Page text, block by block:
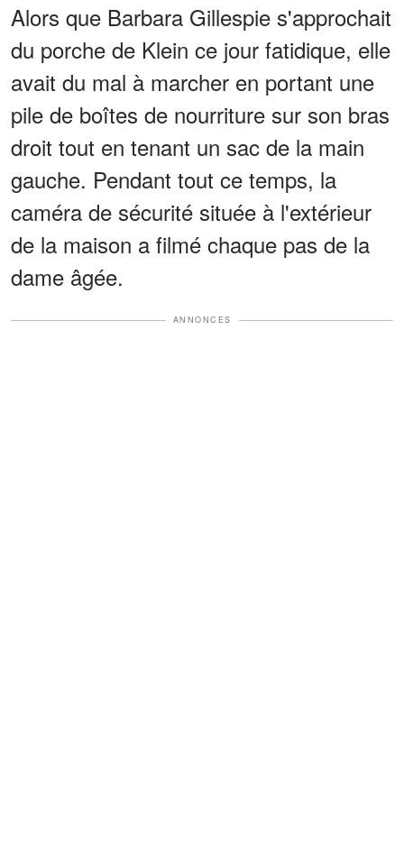
Alors que Barbara Gillespie s'approchait
du porche de Klein ce jour fatidique, elle
avait du mal à marcher en portant une
pile de boîtes de nourriture sur son bras
droit tout en tenant un sac de la main
gauche. Pendant tout ce temps, la
caméra de sécurité située à l'extérieur
de la maison a filmé chaque pas de la
dame âgée.
ANNONCES